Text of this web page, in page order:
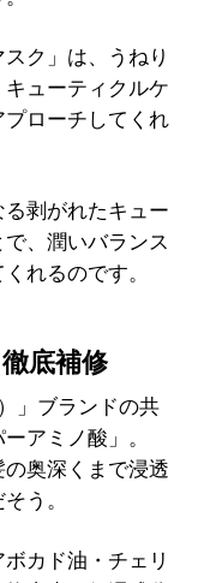
ク」は、うねり
ューティクルケ
ローチしてくれ
剥がれたキュー
、潤いバランス
れるのです。
底補修
」ブランドの共
アミノ酸」。
奥深くまで浸透
う。
カド油・チェリ